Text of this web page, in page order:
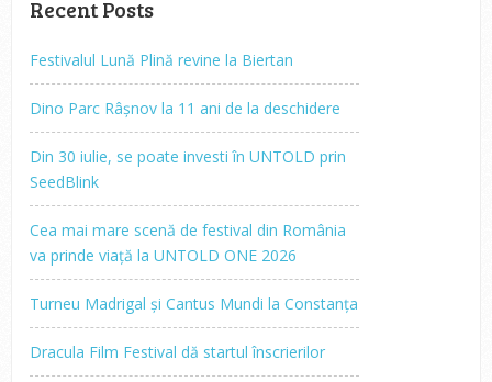
Recent Posts
Festivalul Lună Plină revine la Biertan
Dino Parc Râșnov la 11 ani de la deschidere
Din 30 iulie, se poate investi în UNTOLD prin
SeedBlink
Cea mai mare scenă de festival din România
va prinde viață la UNTOLD ONE 2026
Turneu Madrigal și Cantus Mundi la Constanța
Dracula Film Festival dă startul înscrierilor